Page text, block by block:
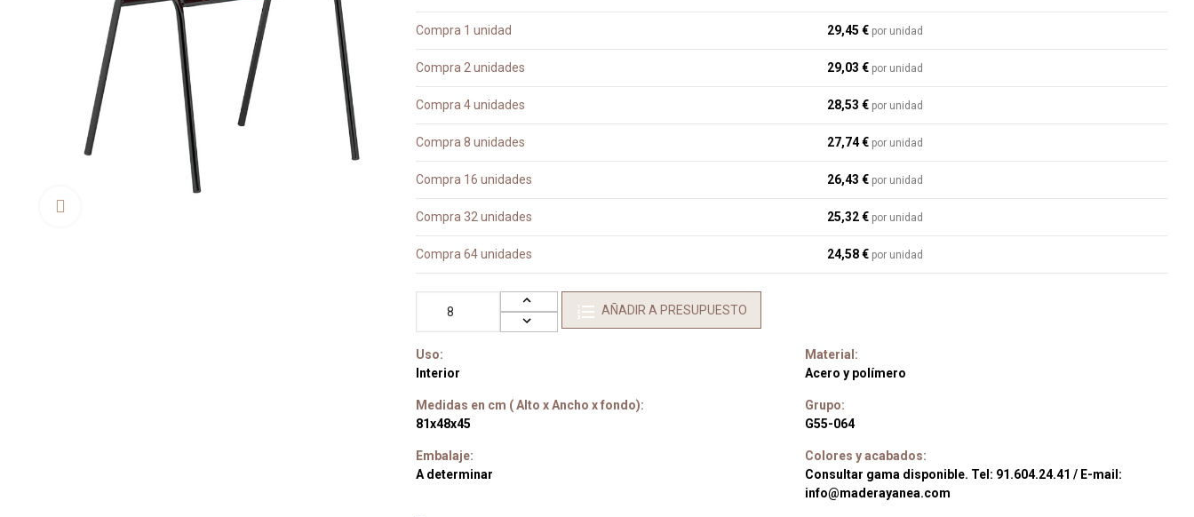
Compra 1 unidad 29,45 € por unidad
Compra 2 unidades 29,03 € por unidad
Compra 4 unidades 28,53 € por unidad
Compra 8 unidades 27,74 € por unidad
Compra 16 unidades 26,43 € por unidad
Compra 32 unidades 25,32 € por unidad
Compra 64 unidades 24,58 € por unidad
AÑADIR A PRESUPUESTO
Uso:
Interior
Material:
Acero y polímero
Medidas en cm ( Alto x Ancho x fondo):
81x48x45
Grupo:
G55-064
Embalaje:
A determinar
Colores y acabados:
Consultar gama disponible. Tel: 91.604.24.41 / E-mail:
info@maderayanea.com